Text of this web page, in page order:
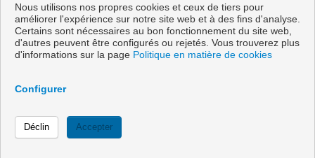
Nous utilisons nos propres cookies et ceux de tiers pour
améliorer l'expérience sur notre site web et à des fins d'analyse.
Certains sont nécessaires au bon fonctionnement du site web,
d'autres peuvent être configurés ou rejetés. Vous trouverez plus
d'informations sur la page Politique en matière de cookies
Configurer